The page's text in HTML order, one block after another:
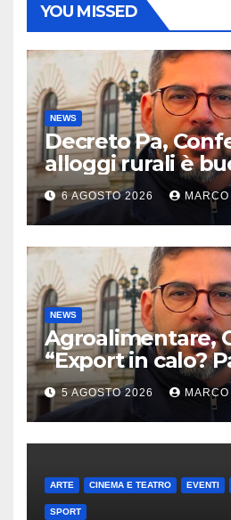
YOU MISSED
NEWS
Decreto Pa,
alloggi rurali è
passo ma da solo
6 AGOSTO 2026
NEWS
Agroalimentare,
“Export in calo?
prezzo
e Italia con Usa”
5 AGOSTO 2026
ARTE CINEMA E TEATRO EVENTI
SPORT